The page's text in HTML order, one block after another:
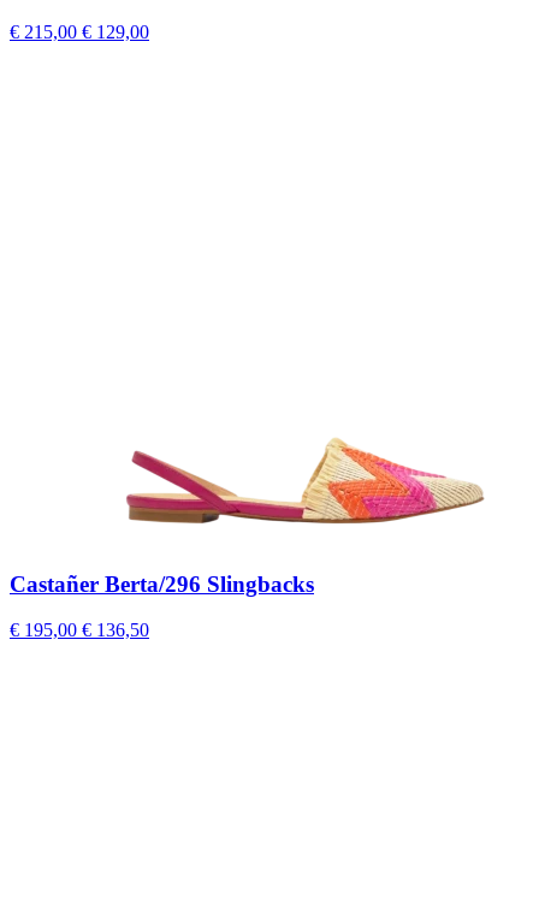
€ 215,00 € 129,00
Castañer Berta/296 Slingbacks
€ 195,00 € 136,50